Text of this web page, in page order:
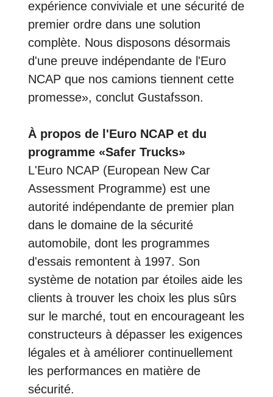
expérience conviviale et une sécurité de
premier ordre dans une solution
complète. Nous disposons désormais
d'une preuve indépendante de l'Euro
NCAP que nos camions tiennent cette
promesse», conclut Gustafsson.
À propos de l'Euro NCAP et du
programme «Safer Trucks»
L'Euro NCAP (European New Car
Assessment Programme) est une
autorité indépendante de premier plan
dans le domaine de la sécurité
automobile, dont les programmes
d'essais remontent à 1997. Son
système de notation par étoiles aide les
clients à trouver les choix les plus sûrs
sur le marché, tout en encourageant les
constructeurs à dépasser les exigences
légales et à améliorer continuellement
les performances en matière de
sécurité.